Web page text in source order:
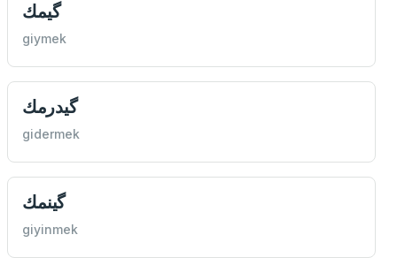
گيمك
giymek
گیدرمك
gidermek
گينمك
giyinmek